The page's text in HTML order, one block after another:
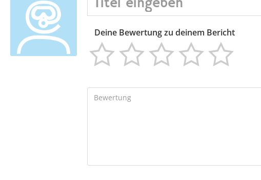
Deine Bewertung zu deinem Bericht
    